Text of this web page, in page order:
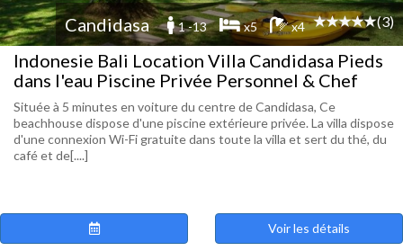
Candidasa 1 -13 x5 x4 (3)
Indonesie Bali Location Villa Candidasa Pieds
dans l'eau Piscine Privée Personnel & Chef
Située à 5 minutes en voiture du centre de Candidasa, Ce
beachhouse dispose d'une piscine extérieure privée. La villa dispose
d'une connexion Wi-Fi gratuite dans toute la villa et sert du thé, du
café et de[....]
Voir les détails